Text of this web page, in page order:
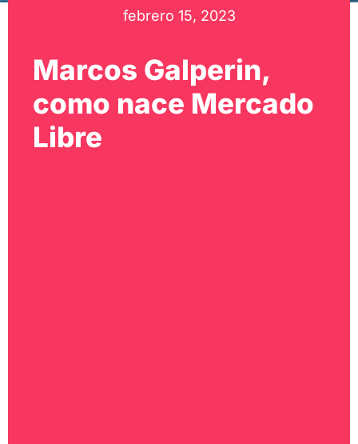
febrero 15, 2023
Marcos Galperin,
como nace Mercado
Libre